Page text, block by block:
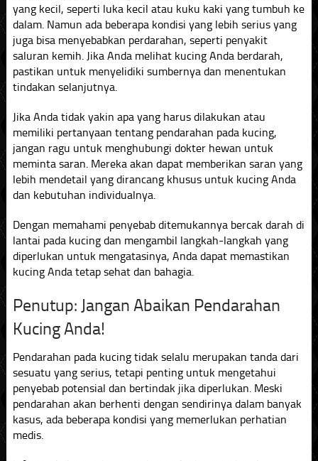
yang kecil, seperti luka kecil atau kuku kaki yang tumbuh ke
dalam. Namun ada beberapa kondisi yang lebih serius yang
juga bisa menyebabkan perdarahan, seperti penyakit
saluran kemih. Jika Anda melihat kucing Anda berdarah,
pastikan untuk menyelidiki sumbernya dan menentukan
tindakan selanjutnya.
Jika Anda tidak yakin apa yang harus dilakukan atau
memiliki pertanyaan tentang pendarahan pada kucing,
jangan ragu untuk menghubungi dokter hewan untuk
meminta saran. Mereka akan dapat memberikan saran yang
lebih mendetail yang dirancang khusus untuk kucing Anda
dan kebutuhan individualnya.
Dengan memahami penyebab ditemukannya bercak darah di
lantai pada kucing dan mengambil langkah-langkah yang
diperlukan untuk mengatasinya, Anda dapat memastikan
kucing Anda tetap sehat dan bahagia.
Penutup: Jangan Abaikan Pendarahan
Kucing Anda!
Pendarahan pada kucing tidak selalu merupakan tanda dari
sesuatu yang serius, tetapi penting untuk mengetahui
penyebab potensial dan bertindak jika diperlukan. Meski
pendarahan akan berhenti dengan sendirinya dalam banyak
kasus, ada beberapa kondisi yang memerlukan perhatian
medis.